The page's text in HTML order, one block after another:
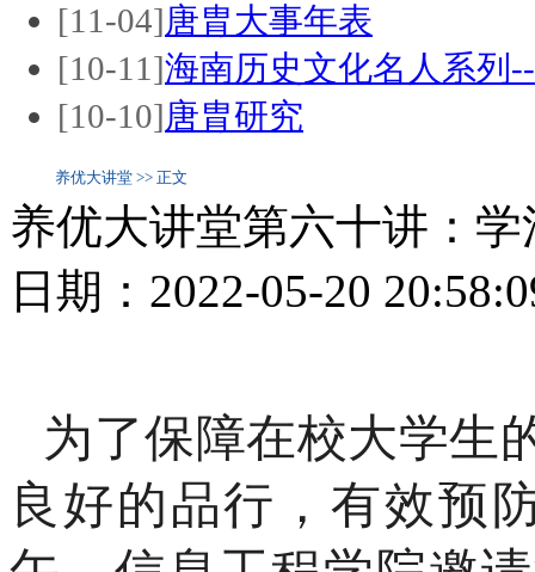
[11-04]唐胄大事年表
[10-11]海南历史文化名人系列
[10-10]唐胄研究
养优大讲堂 >> 正文
养优大讲堂第六十讲：
日期：2022-05-20
为了保障在校大学生
良好的品行，有效预